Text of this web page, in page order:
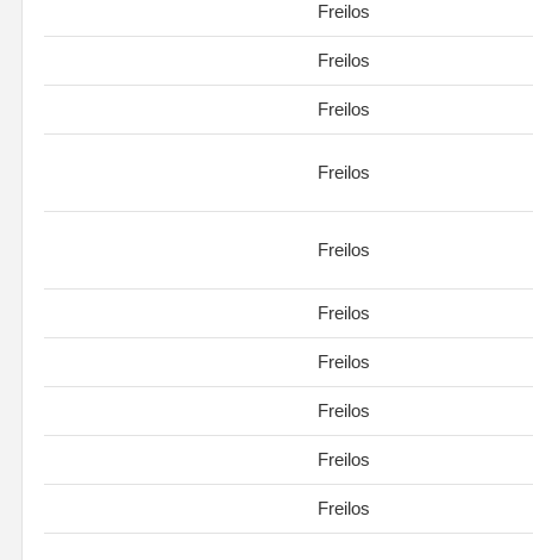
Freilos
Freilos
Freilos
Freilos
Freilos
Freilos
Freilos
Freilos
Freilos
Freilos